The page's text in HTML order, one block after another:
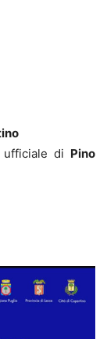
di Pino